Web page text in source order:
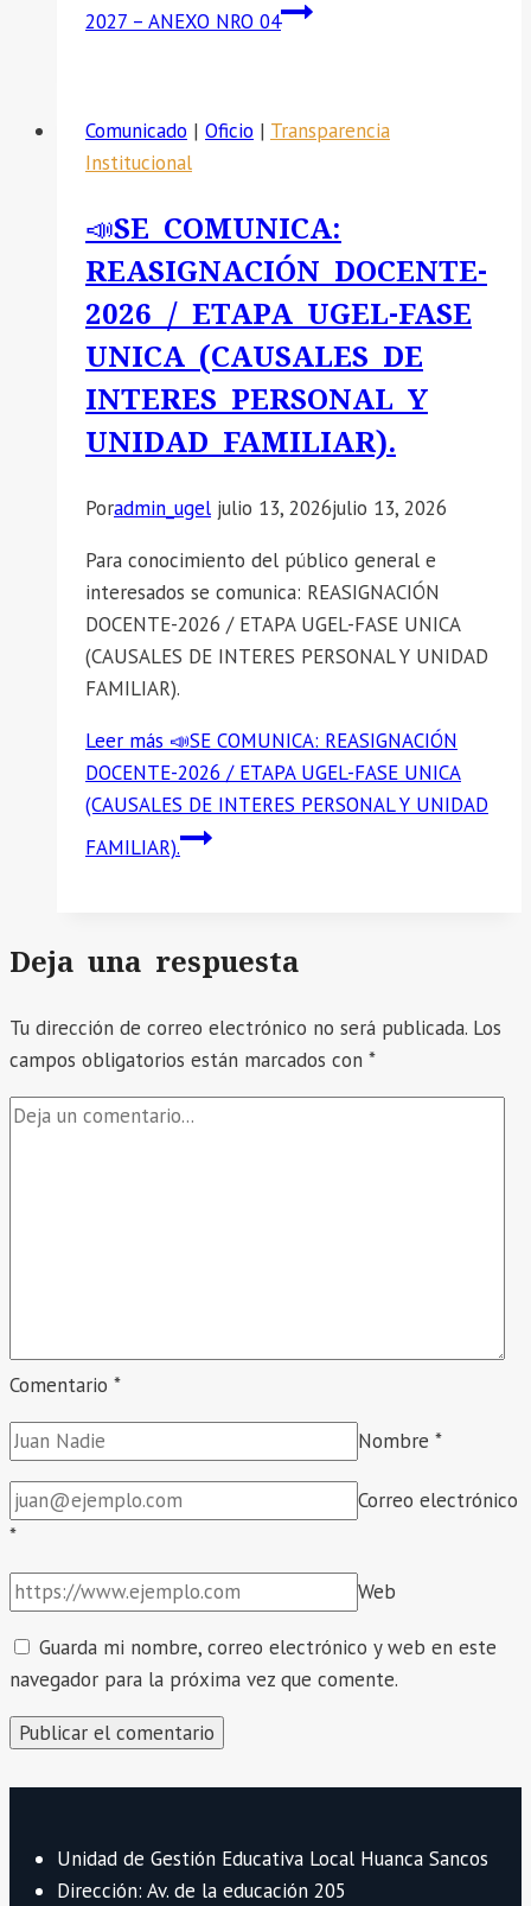
2027 – ANEXO NRO 04
Comunicado | Oficio | Transparencia
Institucional
📣SE COMUNICA:
REASIGNACIÓN DOCENTE-
2026 / ETAPA UGEL-FASE
UNICA (CAUSALES DE
INTERES PERSONAL Y
UNIDAD FAMILIAR).
Poradmin_ugel julio 13, 2026julio 13, 2026
Para conocimiento del público general e
interesados se comunica: REASIGNACIÓN
DOCENTE-2026 / ETAPA UGEL-FASE UNICA
(CAUSALES DE INTERES PERSONAL Y UNIDAD
FAMILIAR).
Leer más 📣SE COMUNICA: REASIGNACIÓN
DOCENTE-2026 / ETAPA UGEL-FASE UNICA
(CAUSALES DE INTERES PERSONAL Y UNIDAD
FAMILIAR).
Deja una respuesta
Tu dirección de correo electrónico no será publicada. Los
campos obligatorios están marcados con *
Comentario *
Nombre *
Correo electrónico
*
Web
Guarda mi nombre, correo electrónico y web en este
navegador para la próxima vez que comente.
Unidad de Gestión Educativa Local Huanca Sancos
Dirección: Av. de la educación 205